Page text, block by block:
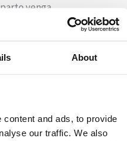
About
and ads, to provide
our traffic. We also
venga
migliori pratiche
il lavoro, in qualsiasi
di seguire le
ordinario e ritrovare la